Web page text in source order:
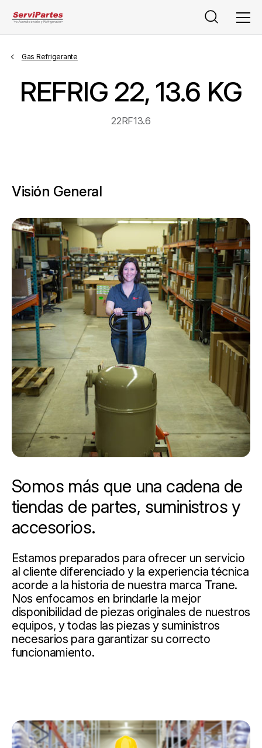
Buscar
Gas Refrigerante
REFRIG 22, 13.6 KG
22RF13.6
Visión General
Somos más que una cadena de
tiendas de partes, suministros y
accesorios.
Estamos preparados para ofrecer un servicio
al cliente diferenciado y la experiencia técnica
acorde a la historia de nuestra marca Trane.
Nos enfocamos en brindarle la mejor
disponibilidad de piezas originales de nuestros
equipos, y todas las piezas y suministros
necesarios para garantizar su correcto
funcionamiento.